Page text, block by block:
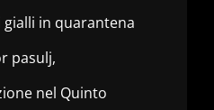
in quarantena
pasulj,
nel Quinto